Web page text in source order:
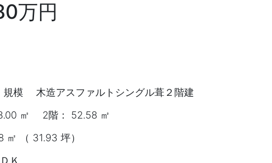
万円
木造アスファルトシングル葺２階建
㎡ 2階： 52.58 ㎡
㎡ （ 31.93 坪）
Ｋ